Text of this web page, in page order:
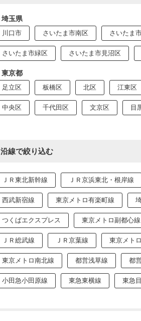
埼玉県
川口市 さいたま市南区 さいたま
さいたま市緑区 さいたま市見沼区
東京都
足立区 板橋区 北区 江東区
中央区 千代田区 文京区 目
沿線で絞り込む
ＪＲ東北新幹線 ＪＲ京浜東北・根岸線
西武新宿線 東京メトロ有楽町線
つくばエクスプレス 東京メトロ副都心線
ＪＲ総武線 ＪＲ京葉線 東京メト
東京メトロ南北線 都営浅草線 都
小田急小田原線 東急東横線 東急